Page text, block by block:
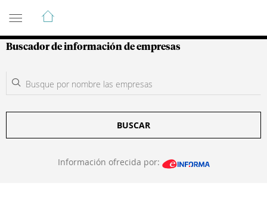
Guía de Empresas Colombianas
Buscador de información de empresas
BUSCAR
Información ofrecida por: